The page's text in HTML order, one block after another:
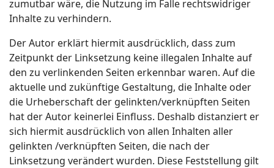
zumutbar wäre, die Nutzung im Falle rechtswidriger
Inhalte zu verhindern.
Der Autor erklärt hiermit ausdrücklich, dass zum
Zeitpunkt der Linksetzung keine illegalen Inhalte auf
den zu verlinkenden Seiten erkennbar waren. Auf die
aktuelle und zukünftige Gestaltung, die Inhalte oder
die Urheberschaft der gelinkten/verknüpften Seiten
hat der Autor keinerlei Einfluss. Deshalb distanziert er
sich hiermit ausdrücklich von allen Inhalten aller
gelinkten /verknüpften Seiten, die nach der
Linksetzung verändert wurden. Diese Feststellung gilt